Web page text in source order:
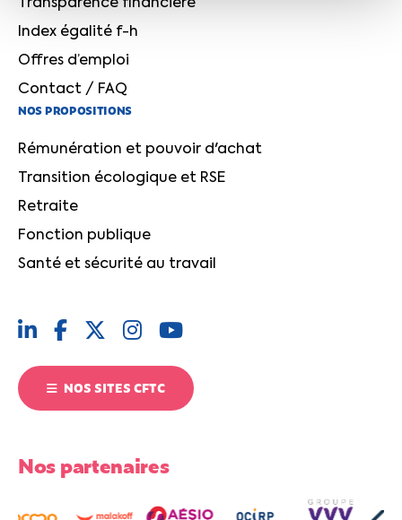
Transparence financière
Index égalité f-h
Offres d’emploi
Contact / FAQ
NOS PROPOSITIONS
Rémunération et pouvoir d'achat
Transition écologique et RSE
Retraite
Fonction publique
Santé et sécurité au travail
NOS SITES CFTC
Nos partenaires